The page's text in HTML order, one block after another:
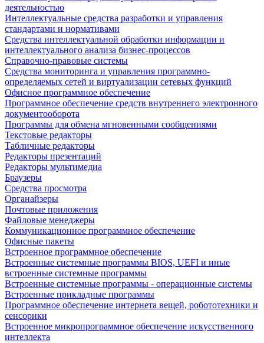
деятельностью
Интеллектуальные средства разработки и управления
стандартами и нормативами
Средства интеллектуальной обработки информации и
интеллектуального анализа бизнес-процессов
Справочно-правовые системы
Средства мониторинга и управления программно-
определяемых сетей и виртуализации сетевых функций
Офисное программное обеспечение
Программное обеспечение средств внутреннего электронного
документооборота
Программы для обмена мгновенными сообщениями
Текстовые редакторы
Табличные редакторы
Редакторы презентаций
Редакторы мультимедиа
Браузеры
Средства просмотра
Органайзеры
Почтовые приложения
Файловые менеджеры
Коммуникационное программное обеспечение
Офисные пакеты
Встроенное программное обеспечение
Встроенные системные программы BIOS, UEFI и иные
встроенные системные программы
Встроенные системные программы - операционные системы
Встроенные прикладные программы
Программное обеспечение интернета вещей, робототехники и
сенсорики
Встроенное микропрограммное обеспечение искусственного
интеллекта